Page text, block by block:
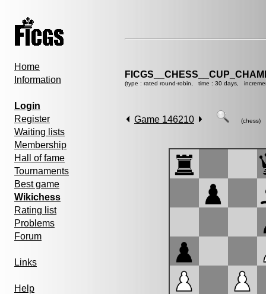
Home
Information
Login
Register
Waiting lists
Membership
Hall of fame
Tournaments
Best game
Wikichess
Rating list
Problems
Forum
Links
Help
(type : rated round-robin, time : 30 days,
Game 146210 (chess)